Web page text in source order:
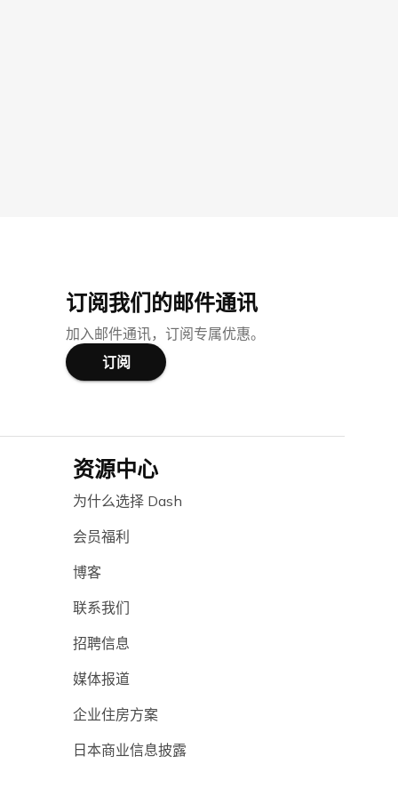
订阅我们的邮件通讯
加入邮件通讯，订阅专属优惠。
订阅
资源中心
为什么选择 Dash
会员福利
博客
联系我们
招聘信息
媒体报道
企业住房方案
日本商业信息披露